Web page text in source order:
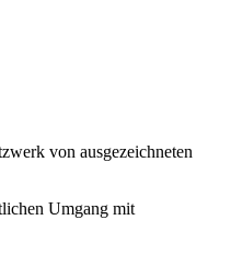
von ausgezeichneten
Umgang mit